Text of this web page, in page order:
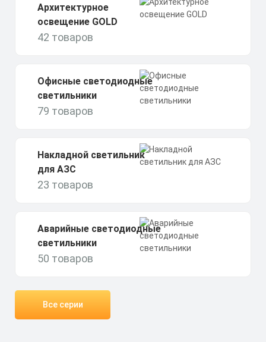
Архитектурное
освещение GOLD
42 товаров
Офисные светодиодные
светильники
79 товаров
Накладной светильник
для АЗС
23 товаров
Аварийные светодиодные
светильники
50 товаров
Все серии